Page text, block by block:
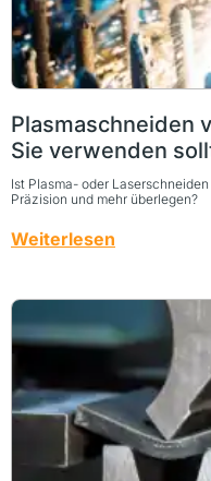
Plasmaschneiden
Sie verwenden
Ist Plasma- oder
Präzision und mehr überlegen?
Weiterlesen